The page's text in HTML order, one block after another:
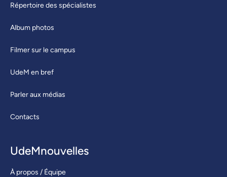
Répertoire des spécialistes
Album photos
Filmer sur le campus
UdeM en bref
Parler aux médias
Contacts
UdeMnouvelles
À propos / Équipe